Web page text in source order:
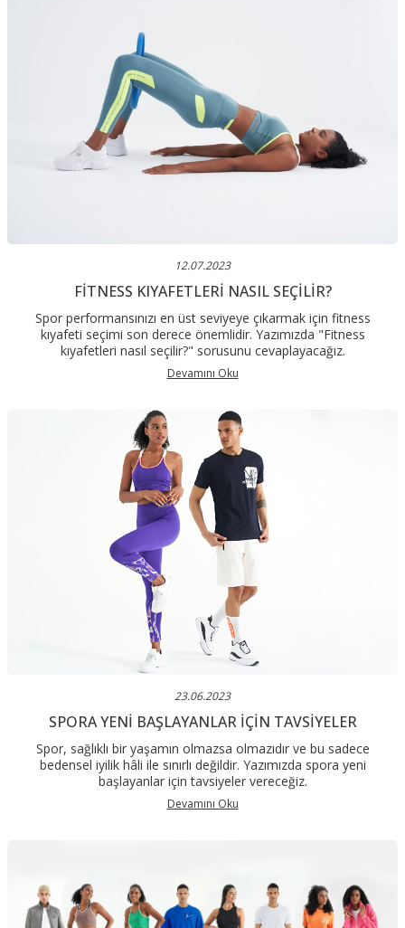
12.07.2023
FITNESS KIYAFETLERI NASIL SEÇILIR?
Spor performansınızı en üst seviyeye çıkarmak için fitness
kıyafeti seçimi son derece önemlidir. Yazımızda "Fitness
kıyafetleri nasıl seçilir?" sorusunu cevaplayacağız.
Devamını Oku
23.06.2023
SPORA YENI BAŞLAYANLAR İÇIN TAVSIYELER
Spor, sağlıklı bir yaşamın olmazsa olmazıdır ve bu sadece
bedensel iyilik hâli ile sınırlı değildir. Yazımızda spora yeni
başlayanlar için tavsiyeler vereceğiz.
Devamını Oku